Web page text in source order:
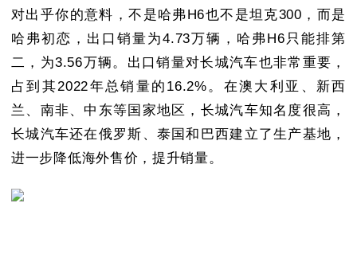
对出乎你的意料，不是哈弗H6也不是坦克300，而是
哈弗初恋，出口销量为4.73万辆，哈弗H6只能排第
二，为3.56万辆。出口销量对长城汽车也非常重要，
占到其2022年总销量的16.2%。在澳大利亚、新西
兰、南非、中东等国家地区，长城汽车知名度很高，
长城汽车还在俄罗斯、泰国和巴西建立了生产基地，
进一步降低海外售价，提升销量。